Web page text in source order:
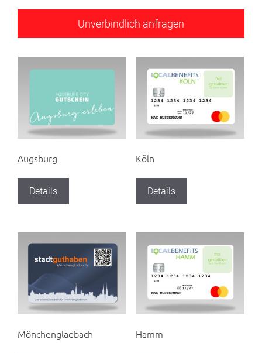
Augsburg
Details
Köln
Details
Mönchengladbach Hamm